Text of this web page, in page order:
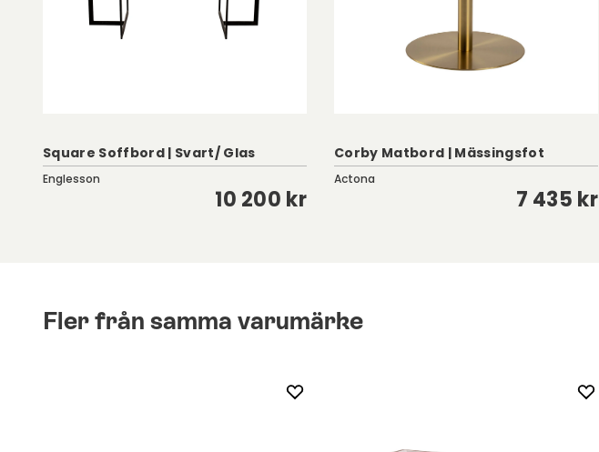
Square Soffbord | Svart/ Glas
Englesson
10 200 kr
Corby Matbord | Mässingsfot
Actona
7 435 kr
Fler från samma varumärke